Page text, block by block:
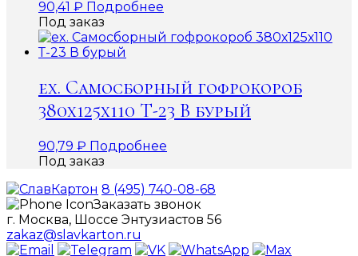
90,41 ₽ Подробнее
Под заказ
ex. Самосборный гофрокороб
380х125х110 Т-23 В бурый
90,79 ₽ Подробнее
Под заказ
8 (495) 740-08-68
Заказать звонок
г. Москва, Шоссе Энтузиастов 56
zakaz@slavkarton.ru